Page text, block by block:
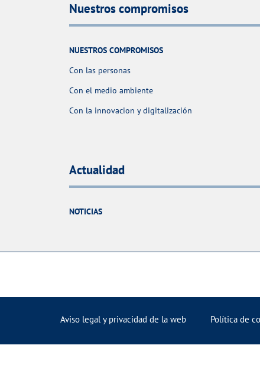
Nuestros compromisos
NUESTROS COMPROMISOS
Con las personas
Con el medio ambiente
Con la innovacion y digitalización
Actualidad
NOTICIAS
Aviso legal y privacidad de la web Política de